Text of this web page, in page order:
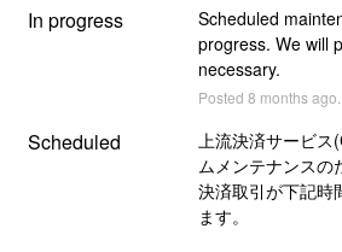
In progress
Scheduled
progress. We will
necessary.
Posted 8 months ago.
Scheduled
上流決済サービ
ムメンテナンスの
決済取引が下記時
ます。